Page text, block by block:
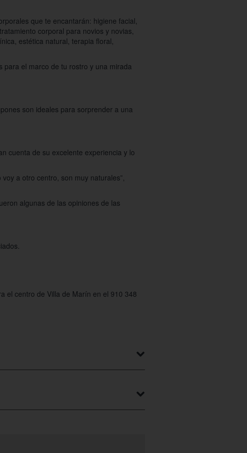
que te encantarán: higiene facial,
corporal para novios y novias,
estética natural, terapia floral,
para el marco de tu rostro y una mirada
son ideales para sorprender a una
cuenta de su excelente experiencia y lo
a otro centro, son muy naturales”,
algunas de las opiniones de las
el centro de Villa de Marín en el 910 348
radiante!